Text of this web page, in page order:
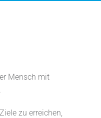
Mensch mit
zu erreichen,